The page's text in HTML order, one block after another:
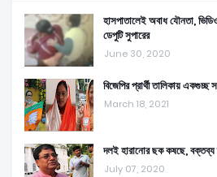
হাসপাতালেই অবাধ যৌনতা,
ডেপুটি সুপারের
June 30, 2020
বিজেপির প্রার্থী তালিকায় একগুচ্ছ
March 18, 2021
দলই হারানোর ছক কষছে, বক্তব্য
July 07, 2020